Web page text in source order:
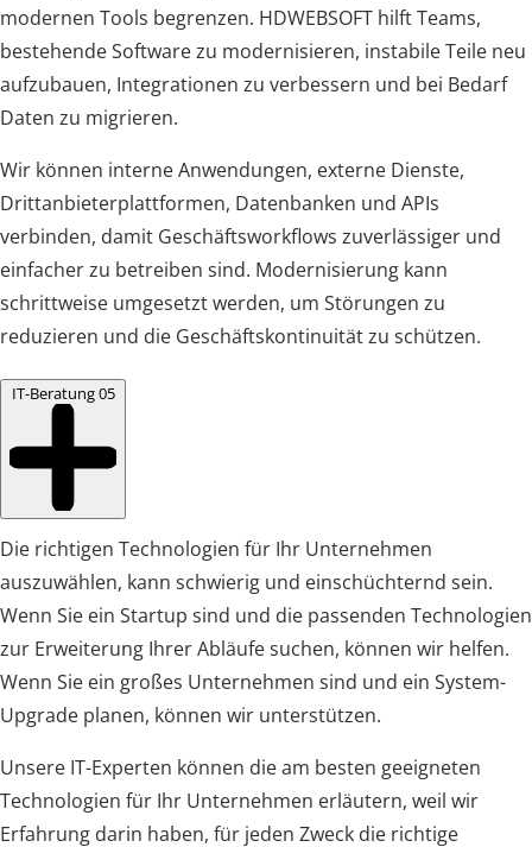
modernen Tools begrenzen. HDWEBSOFT hilft Teams,
bestehende Software zu modernisieren, instabile Teile neu
aufzubauen, Integrationen zu verbessern und bei Bedarf
Daten zu migrieren.
Wir können interne Anwendungen, externe Dienste,
Drittanbieterplattformen, Datenbanken und APIs
verbinden, damit Geschäftsworkflows zuverlässiger und
einfacher zu betreiben sind. Modernisierung kann
schrittweise umgesetzt werden, um Störungen zu
reduzieren und die Geschäftskontinuität zu schützen.
IT-Beratung05
Die richtigen Technologien für Ihr Unternehmen
auszuwählen, kann schwierig und einschüchternd sein.
Wenn Sie ein Startup sind und die passenden Technologien
zur Erweiterung Ihrer Abläufe suchen, können wir helfen.
Wenn Sie ein großes Unternehmen sind und ein System-
Upgrade planen, können wir unterstützen.
Unsere IT-Experten können die am besten geeigneten
Technologien für Ihr Unternehmen erläutern, weil wir
Erfahrung darin haben, für jeden Zweck die richtige